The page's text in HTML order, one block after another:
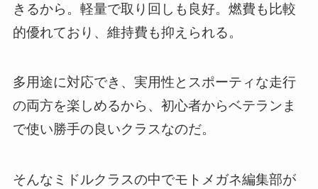
きるから。軽量で取り回しも良好。燃費も比較
的優れており、維持費も抑えられる。
多用途に対応でき、実用性とスポーティな走行
の両方を楽しめるから、初心者からベテランま
で使い勝手の良いクラスなのだ。
そんなミドルクラスの中でモトメガネ編集部が